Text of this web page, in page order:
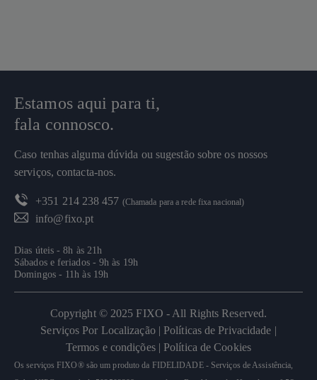
Estamos aqui para ti,
fala connosco.
Caso tenhas alguma dúvida ou sugestão sobre os nossos
serviços, contacta-nos.
+351 214 238 457 (Chamada para a rede fixa nacional)
info@fixo.pt
Dias úteis - 8h às 21h
Sábados e feriados - 9h às 19h
Domingos - 11h às 19h
Copyright © 2025 FIXO - All Rights Reserved.
Serviços Por Localização | Políticas de Privacidade |
Termos e condições | Política de Cookies
Os serviços FIXO® são um produto da FIDELIDADE - Serviços de Assistência,